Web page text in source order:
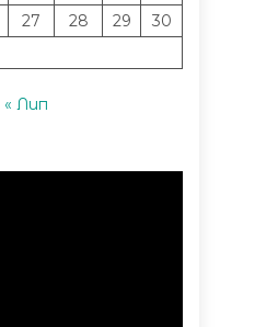
27 28 29
30
« Лип